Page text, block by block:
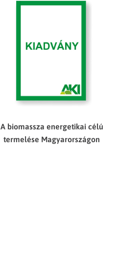
A biomassza energetikai célú
termelése Magyarországon